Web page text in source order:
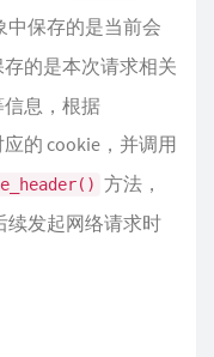
中保存的是当前会
存的是本次请求相关
息，根据
的 cookie，并调用
方法，
续发起网络请求时